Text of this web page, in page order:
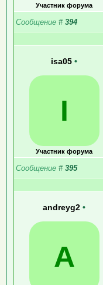
Участник форума
Сообщение # 394
isa05 •
I
Участник форума
Сообщение # 395
andreyg2 •
A